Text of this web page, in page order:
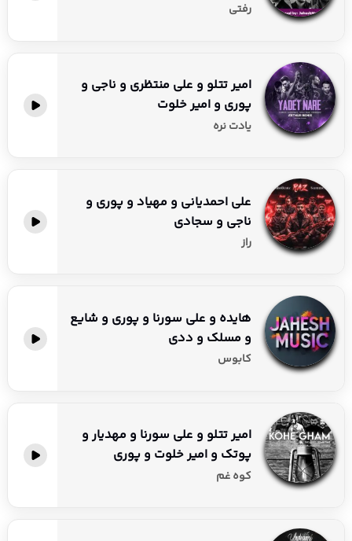
رفتی
امیر تتلو و علی منتظری و ناجی و
پوری و امیر خلوت
یادت نره
علی احمدیانی و مهیاد و پوری و
ناجی و سجادی
راز
هایده و علی سورنا و پوری و شایع
و مسلک و ددی
کابوس
امیر تتلو و علی سورنا و مهدیار و
پوتک و امیر خلوت و پوری
کوه غم